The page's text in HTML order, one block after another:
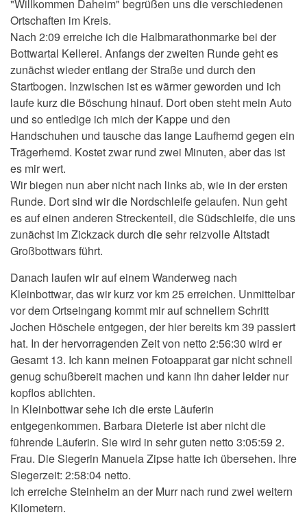
"Willkommen Daheim" begrüßen uns die verschiedenen
Ortschaften im Kreis.
Nach 2:09 erreiche ich die Halbmarathonmarke bei der
Bottwartal Kellerei. Anfangs der zweiten Runde geht es
zunächst wieder entlang der Straße und durch den
Startbogen. Inzwischen ist es wärmer geworden und ich
laufe kurz die Böschung hinauf. Dort oben steht mein Auto
und so entledige ich mich der Kappe und den
Handschuhen und tausche das lange Laufhemd gegen ein
Trägerhemd. Kostet zwar rund zwei Minuten, aber das ist
es mir wert.
Wir biegen nun aber nicht nach links ab, wie in der ersten
Runde. Dort sind wir die Nordschleife gelaufen. Nun geht
es auf einen anderen Streckenteil, die Südschleife, die uns
zunächst im Zickzack durch die sehr reizvolle Altstadt
Großbottwars führt.
Danach laufen wir auf einem Wanderweg nach
Kleinbottwar, das wir kurz vor km 25 erreichen. Unmittelbar
vor dem Ortseingang kommt mir auf schnellem Schritt
Jochen Höschele entgegen, der hier bereits km 39 passiert
hat. In der hervorragenden Zeit von netto 2:56:30 wird er
Gesamt 13. Ich kann meinen Fotoapparat gar nicht schnell
genug schußbereit machen und kann ihn daher leider nur
kopflos ablichten.
In Kleinbottwar sehe ich die erste Läuferin
entgegenkommen. Barbara Dieterle ist aber nicht die
führende Läuferin. Sie wird in sehr guten netto 3:05:59 2.
Frau. Die Siegerin Manuela Zipse hatte ich übersehen. Ihre
Siegerzeit: 2:58:04 netto.
Ich erreiche Steinheim an der Murr nach rund zwei weitern
Kilometern.